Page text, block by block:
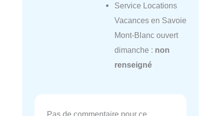
Service Locations
Vacances en Savoie
Mont-Blanc ouvert
dimanche : non
renseigné
Pas de commentaire pour ce